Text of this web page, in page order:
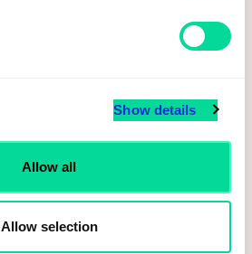
Show details
Allow all
Allow selection